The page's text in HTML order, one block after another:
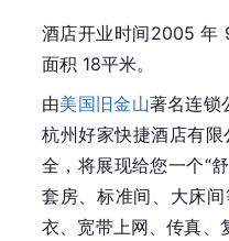
酒店开业时间2005 年
面积 18平米。
由美国旧金山著名连
杭州好家快捷酒店有
全，将展现给您一个“
套房、标准间、大床
衣、宽带上网、传真、